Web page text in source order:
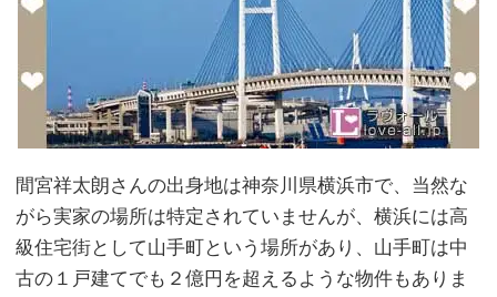
間宮祥太朗さんの出身地は神奈川県横浜市で、当然な
がら実家の場所は特定されていませんが、横浜には高
級住宅街として山手町という場所があり、山手町は中
古の１戸建てでも２億円を超えるような物件もありま